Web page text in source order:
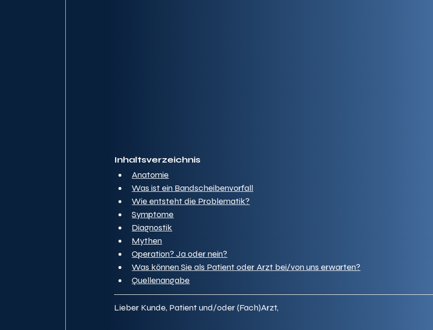
Inhaltsverzeichnis
Anatomie
Was ist ein Bandscheibenvorfall
Wie entsteht die Problematik?
Symptome
Diagnostik
Mythen
Operation? Ja oder nein?
Was können Sie als Patient oder Arzt bei/von uns erwarten?
Quellenangabe
Lieber Kunde, Patient und/oder (Fach)Arzt,